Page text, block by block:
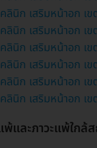
ลินิก เสริมหน้าอก เ
ลินิก เสริมหน้าอก เข
ลินิก เสริมหน้าอก เข
ลินิก เสริมหน้าอก เ
ลินิก เสริมหน้าอก เ
ลินิก เสริมหน้าอก เข
และภาวะแพ้ใกล้ส